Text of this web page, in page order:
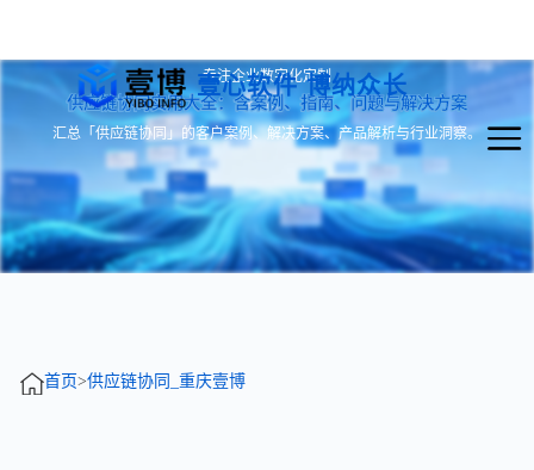
壹心软件 博纳众长
专注企业数字化定制
供应链协同实用大全：含案例、指南、问题与解决方案
汇总「供应链协同」的客户案例、解决方案、产品解析与行业洞察。
首页>供应链协同_重庆壹博